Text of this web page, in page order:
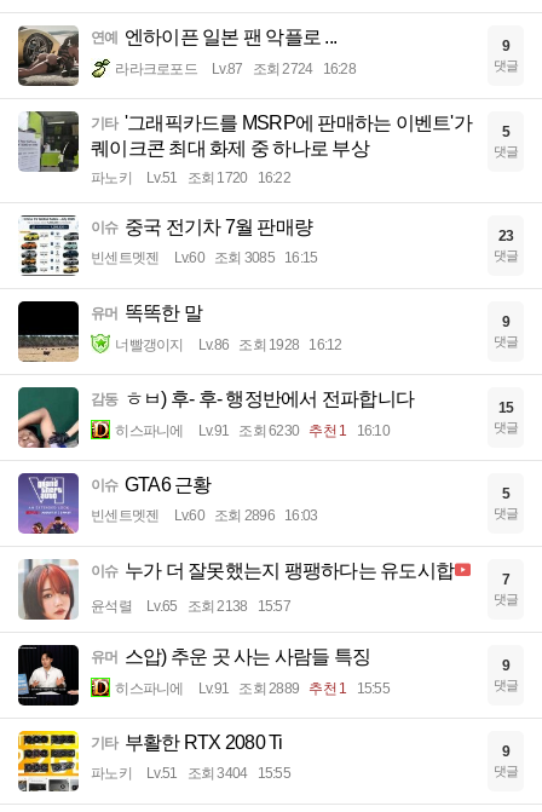
연예 엔하이픈 일본 팬 악플로 ...
라라크로포드 Lv.87 조회 2724 16:28
9
댓글
기타 '그래픽카드를 MSRP에 판매하는 이벤트'가
퀘이크콘 최대 화제 중 하나로 부상
파노키 Lv.51 조회 1720 16:22
5
댓글
이슈 중국 전기차 7월 판매량
빈센트멧젠 Lv.60 조회 3085 16:15
23
댓글
유머 똑똑한 말
너빨갱이지 Lv.86 조회 1928 16:12
9
댓글
감동 ㅎㅂ) 후- 후- 행정반에서 전파합니다
히스파니에 Lv.91 조회 6230 추천 1 16:10
15
댓글
이슈 GTA6 근황
빈센트멧젠 Lv.60 조회 2896 16:03
5
댓글
이슈 누가 더 잘못했는지 팽팽하다는 유도시합
윤석렬 Lv.65 조회 2138 15:57
7
댓글
유머 스압) 추운 곳 사는 사람들 특징
히스파니에 Lv.91 조회 2889 추천 1 15:55
9
댓글
기타 부활한 RTX 2080 Ti
파노키 Lv.51 조회 3404 15:55
9
댓글